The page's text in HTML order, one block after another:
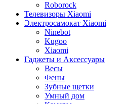
Roborock
Телевизоры Xiaomi
Электросамокат Xiaomi
Ninebot
Kugoo
Xiaomi
Гаджеты и Аксессуары
Весы
Фены
Зубные щетки
Умный дом